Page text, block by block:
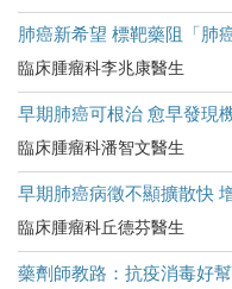
肺癌新希望 標靶藥阻「肺
臨床腫瘤科李兆康醫生
早期肺癌可根治 愈早發現
臨床腫瘤科潘智文醫生
早期肺癌病徵不顯擴散快
臨床腫瘤科丘德芬醫生
藥劑師教路：抗疫消毒好